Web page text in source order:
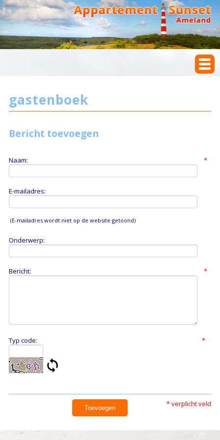
gastenboek
Bericht toevoegen
Naam: *
E-mailadres:
(E-mailadres wordt niet op de website getoond)
Onderwerp:
Bericht: *
Typ code: *
* verplicht veld